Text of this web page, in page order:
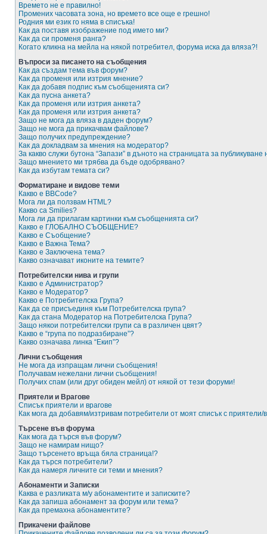
Времето не е правилно!
Промених часовата зона, но времето все още е грешно!
Родния ми език го няма в списъка!
Как да поставя изображение под името ми?
Как да си променя ранга?
Когато кликна на мейла на някой потребител, форума иска да вляза?!
Въпроси за писането на съобщения
Как да създам тема във форум?
Как да променя или изтрия мнение?
Как да добавя подпис към съобщенията си?
Как да пусна анкета?
Как да променя или изтрия анкета?
Как да променя или изтрия анкета?
Защо не мога да вляза в даден форум?
Защо не мога да прикачвам файлове?
Защо получих предупреждение?
Как да докладвам за мнения на модератор?
За какво служи бутона “Запази” в дъното на страницата за
Защо мнението ми трябва да бъде одобрявано?
Как да избутам темата си?
Форматиране и видове теми
Какво е BBCode?
Мога ли да ползвам HTML?
Какво са Smilies?
Мога ли да прилагам картинки към съобщенията си?
Какво е ГЛОБАЛНО СЪОБЩЕНИЕ?
Какво е Съобщение?
Какво е Важна Тема?
Какво е Заключена тема?
Какво означават иконите на темите?
Потребителски нива и групи
Какво е Администратор?
Какво е Модератор?
Какво е Потребителска Група?
Как да се присъединя към Потребителска група?
Как да стана Модератор на Потребителска Група?
Защо някои потребителски групи са в различен цвят?
Какво е “група по подразбиране”?
Какво означава линка “Екип”?
Лични съобщения
Не мога да изпращам лични съобщения!
Получавам нежелани лични съобщения!
Получих спам (или друг обиден мейл) от някой от тези форуми!
Приятели и Врагове
Списък приятели и врагове
Как мога да добавям/изтривам потребители от моят списък с приятели/
Търсене във форума
Как мога да търся във форум?
Защо не намирам нищо?
Защо търсенето връща бяла страница!?
Как да търся потребители?
Как да намеря личните си теми и мнения?
Абонаменти и Записки
Каква е разликата м/у абонаментите и записките?
Как да запиша абонамент за форум или тема?
Как да премахна абонаментите?
Прикачени файлове